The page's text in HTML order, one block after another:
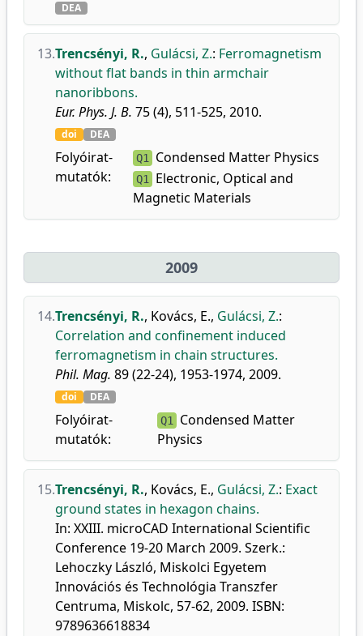
DEA
13.Trencsényi, R., Gulácsi, Z.: Ferromagnetism
without flat bands in thin armchair
nanoribbons.
Eur. Phys. J. B. 75 (4), 511-525, 2010.
doi DEA
Folyóirat-
mutatók:
Q1 Condensed Matter Physics
Q1 Electronic, Optical and
Magnetic Materials
2009
14.Trencsényi, R., Kovács, E., Gulácsi, Z.:
Correlation and confinement induced
ferromagnetism in chain structures.
Phil. Mag. 89 (22-24), 1953-1974, 2009.
doi DEA
Folyóirat-
mutatók:
Q1
Condensed Matter
Physics
15.Trencsényi, R., Kovács, E., Gulácsi, Z.: Exact
ground states in hexagon chains.
In: XXIII. microCAD International Scientific
Conference 19-20 March 2009. Szerk.:
Lehoczky László, Miskolci Egyetem
Innovációs és Technológia Transzfer
Centruma, Miskolc, 57-62, 2009. ISBN:
9789636618834